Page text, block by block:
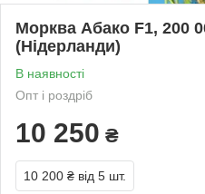
Морква Абако F1, 200
(Нідерланди)
В наявності
Опт і роздріб
10 250 ₴
10 200 ₴ від 5 шт.